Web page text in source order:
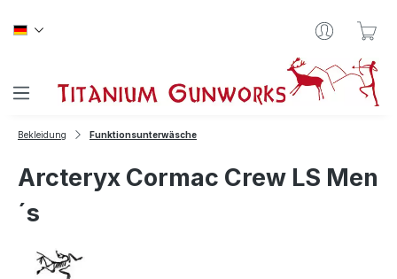
Bekleidung Funktionsunterwäsche
Arcteryx Cormac Crew LS Men
´s